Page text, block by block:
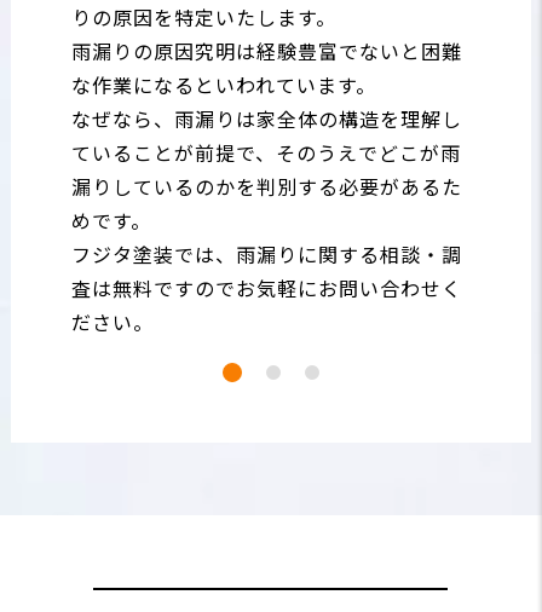
りの原因を特定いたします。
雨漏りの原因究明は経験豊富でないと困難
な作業になるといわれています。
なぜなら、雨漏りは家全体の構造を理解し
ていることが前提で、そのうえでどこが雨
漏りしているのかを判別する必要があるた
めです。
フジタ塗装では、雨漏りに関する相談・調
査は無料ですのでお気軽にお問い合わせく
ださい。